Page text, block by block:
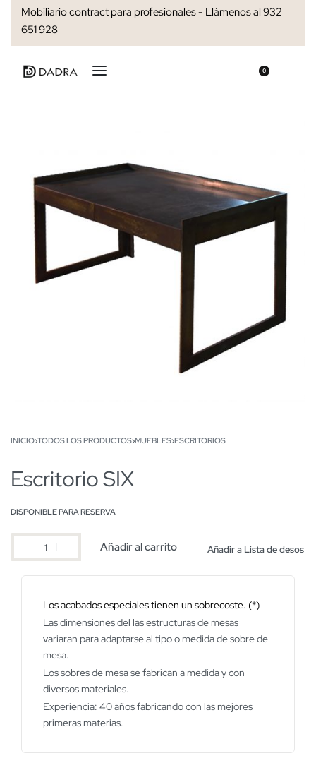
Mobiliario contract para profesionales - Llámenos al 932
651 928
0
INICIO›TODOS LOS PRODUCTOS›MUEBLES›ESCRITORIOS
Escritorio SIX
DISPONIBLE PARA RESERVA
Añadir al carrito Añadir a Lista de desos
Los acabados especiales tienen un sobrecoste. (*)
Las dimensiones del las estructuras de mesas
variaran para adaptarse al tipo o medida de sobre de
mesa.
Los sobres de mesa se fabrican a medida y con
diversos materiales.
Experiencia: 40 años fabricando con las mejores
primeras materias.